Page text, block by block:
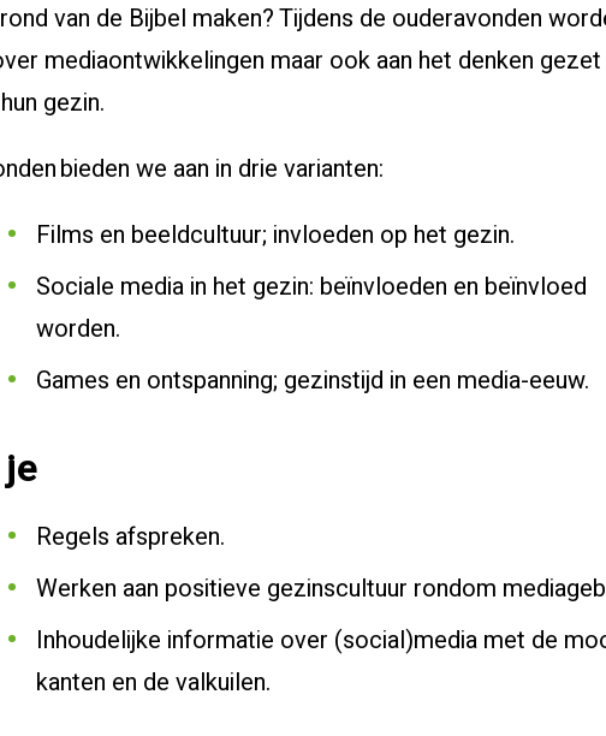
van de Bijbel maken? Tijdens de ouderavonden
mediaontwikkelingen maar ook aan het denken
gezin.
bieden we aan in drie varianten:
Films en beeldcultuur; invloeden op het gezin.
Sociale media in het gezin: beïnvloeden en beïnvloed
worden.
Games en ontspanning; gezinstijd in een media-eeuw.
Regels afspreken.
Werken aan positieve gezinscultuur rondom
Inhoudelijke informatie over (social)media met de
kanten en de valkuilen.